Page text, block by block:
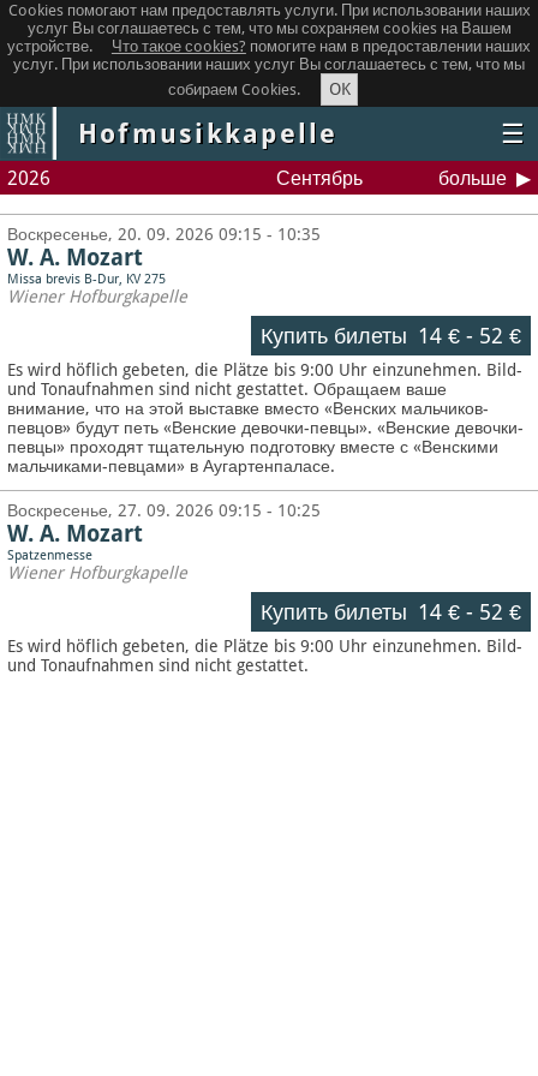
Cookies помогают нам предоставлять услуги. При использовании наших
услуг Вы соглашаетесь с тем, что мы сохраняем сookies на Вашем
устройстве.
Что такое сookies? помогите нам в предоставлении наших
услуг. При использовании наших услуг Вы соглашаетесь с тем, что мы
собираем Cookies.
OK
Hofmusikkapelle ☰
2026 Сентябрь больше
Воскресенье, 20. 09. 2026 09:15 - 10:35
W. A. Mozart
Missa brevis B-Dur, KV 275
Wiener Hofburgkapelle
Купить билеты 14 €- 52 €
Es wird höflich gebeten, die Plätze bis 9:00 Uhr einzunehmen. Bild-
und Tonaufnahmen sind nicht gestattet.Обращаем ваше
внимание, что на этой выставке вместо «Венских мальчиков-
певцов» будут петь «Венские девочки-певцы». «Венские девочки-
певцы» проходят тщательную подготовку вместе с «Венскими
мальчиками-певцами» в Аугартенпаласе.
Воскресенье, 27. 09. 2026 09:15 - 10:25
W. A. Mozart
Spatzenmesse
Wiener Hofburgkapelle
Купить билеты 14 €- 52 €
Es wird höflich gebeten, die Plätze bis 9:00 Uhr einzunehmen. Bild-
und Tonaufnahmen sind nicht gestattet.